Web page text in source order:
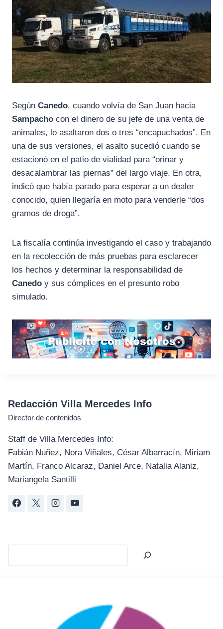
Según Canedo, cuando volvía de San Juan hacia
Sampacho con el dinero de su jefe de una venta de
animales, lo asaltaron dos o tres “encapuchados”. En
una de sus versiones, el asalto sucedió cuando se
estacionó en el patio de vialidad para “orinar y
desacalambrar las piernas” del largo viaje. En otra,
indicó que había parado para esperar a un dealer
conocido, quien llegaría en moto para venderle “dos
gramos de droga”.
La fiscalía continúa investigando el caso y trabajando
en la recolección de más pruebas para esclarecer
los hechos y determinar la responsabilidad de
Canedo y sus cómplices en el presunto robo
simulado.
Redacción Villa Mercedes Info
Director de contenidos
Staff de Villa Mercedes Info:
Fabián Nuñez, Nora Viñales, César Albarracín, Miriam
Martín, Franco Alcaraz, Daniel Arce, Natalia Alaniz,
Mariangela Santilli